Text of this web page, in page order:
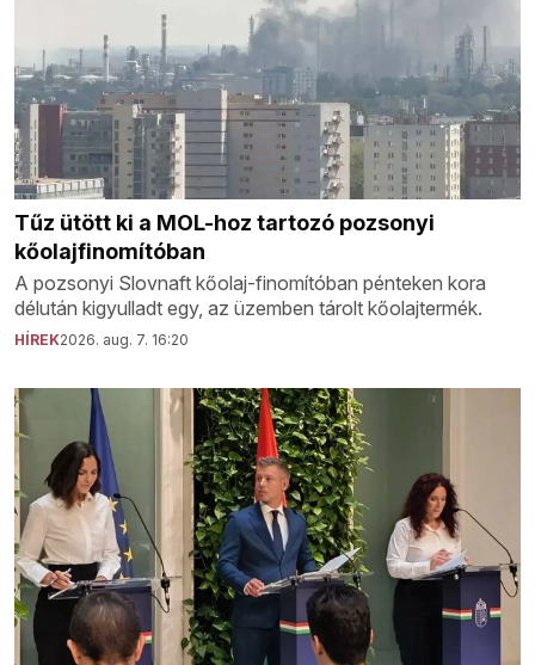
Tűz ütött ki a MOL-hoz tartozó pozsonyi
kőolajfinomítóban
A pozsonyi Slovnaft kőolaj-finomítóban pénteken kora
délután kigyulladt egy, az üzemben tárolt kőolajtermék.
HÍREK2026. aug. 7. 16:20